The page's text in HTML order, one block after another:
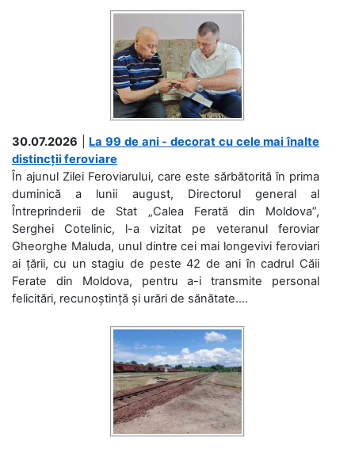
30.07.2026
La 99 de ani - decorat cu cele mai înalte
distincții feroviare
În ajunul Zilei Feroviarului, care este sărbătorită în prima
duminică a lunii august, Directorul general al
Întreprinderii de Stat „Calea Ferată din Moldova”,
Serghei Cotelinic, l-a vizitat pe veteranul feroviar
Gheorghe Maluda, unul dintre cei mai longevivi feroviari
ai țării, cu un stagiu de peste 42 de ani în cadrul Căii
Ferate din Moldova, pentru a-i transmite personal
felicitări, recunoștință și urări de sănătate....